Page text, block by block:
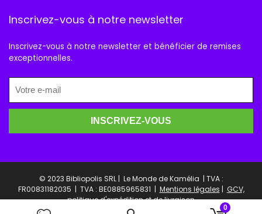
0
Inscrivez-vous à notre newsletter
Inscrivez-vous à notre newsletter et bénéficier de remises
exceptionnelles.
© 2023 Bibliopolis SRL | Le Monde de Kamélia | TVA :
FR00831182035 | TVA : BE0885965831 | Mentions légales | GCV,
politique d'expédition et de livraison